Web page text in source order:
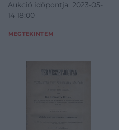
Aukció időpontja: 2023-05-
14 18:00
MEGTEKINTEM